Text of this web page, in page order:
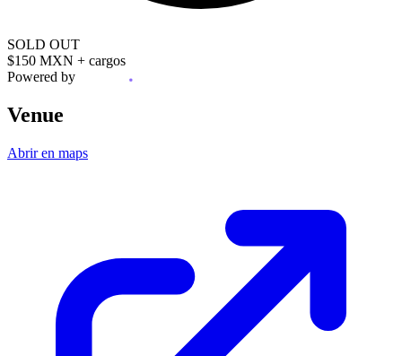
SOLD OUT
$150 MXN + cargos
Powered by
Venue
Abrir en maps